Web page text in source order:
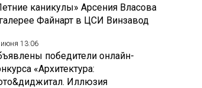
каникулы» Арсения Власова
Файнарт в ЦСИ Винзавод
июня 13:06
победители онлайн-
«Архитектура:
Иллюзия